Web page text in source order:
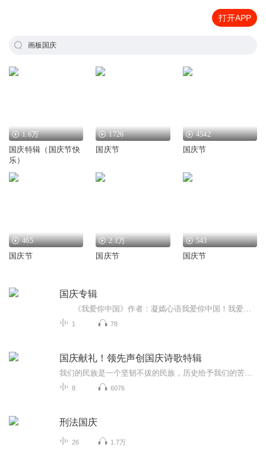
打开APP
画板国庆
1.6万
国庆特辑（国庆节快
乐）
1726
国庆节
4542
国庆节
465
国庆节
2.1万
国庆节
543
国庆节
国庆专辑
1 78
国庆献礼！领先声创国庆诗歌特辑
8 6076
刑法国庆
26 1.7万